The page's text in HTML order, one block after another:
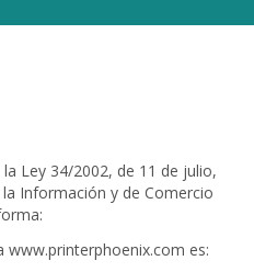
Ley 34/2002, de 11 de julio,
Información y de Comercio
www.printerphoenix.com es: